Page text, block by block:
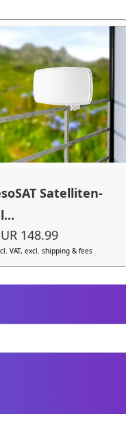
Satelliten-
148.99
VAT, excl. shipping & fees